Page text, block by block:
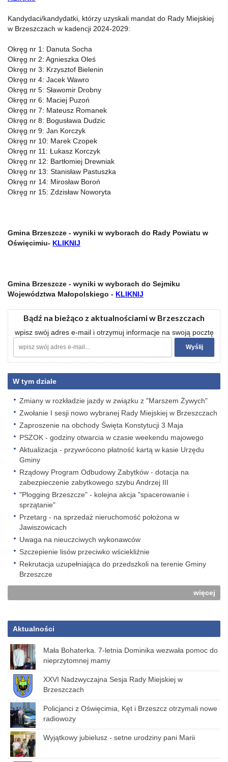
Kandydaci/kandydatki, którzy uzyskali mandat do Rady Miejskiej
w Brzeszczach w kadencji 2024-2029:
Okręg nr 1: Danuta Socha
Okręg nr 2: Agnieszka Oleś
Okręg nr 3: Krzysztof Bielenin
Okręg nr 4: Jacek Wawro
Okręg nr 5: Sławomir Drobny
Okręg nr 6: Maciej Puzoń
Okręg nr 7: Mateusz Romanek
Okręg nr 8: Bogusława Dudzic
Okręg nr 9: Jan Korczyk
Okręg nr 10: Marek Czopek
Okręg nr 11: Łukasz Korczyk
Okręg nr 12: Bartłomiej Drewniak
Okręg nr 13: Stanisław Pastuszka
Okręg nr 14: Mirosław Boroń
Okręg nr 15: Zdzisław Noworyta
Gmina Brzeszcze - wyniki w wyborach do Rady Powiatu w
Oświęcimiu- KLIKNIJ
Gmina Brzeszcze - wyniki w wyborach do Sejmiku
Województwa Małopolskiego - KLIKNIJ
Bądź na bieżąco z aktualnościami w Brzeszczach
wpisz swój adres e-mail i otrzymuj informacje na swoją pocztę
W tym dziale
Zmiany w rozkładzie jazdy w związku z "Marszem Żywych"
Zwołanie I sesji nowo wybranej Rady Miejskiej w Brzeszczach
Zaproszenie na obchody Święta Konstytucji 3 Maja
PSZOK - godziny otwarcia w czasie weekendu majowego
Aktualizacja - przywrócono płatność kartą w kasie Urzędu
Gminy
Rządowy Program Odbudowy Zabytków - dotacja na
zabezpieczenie zabytkowego szybu Andrzej III
"Plogging Brzeszcze" - kolejna akcja "spacerowanie i
sprzątanie"
Przetarg - na sprzedaż nieruchomość położona w
Jawiszowicach
Uwaga na nieuczciwych wykonawców
Szczepienie lisów przeciwko wściekliźnie
Rekrutacja uzupełniająca do przedszkoli na terenie Gminy
Brzeszcze
więcej
Aktualności
Mała Bohaterka. 7-letnia Dominika wezwała pomoc do
nieprzytomnej mamy
XXVI Nadzwyczajna Sesja Rady Miejskiej w
Brzeszczach
Policjanci z Oświęcimia, Kęt i Brzeszcz otrzymali nowe
radiowozy
Wyjątkowy jubielusz - setne urodziny pani Marii